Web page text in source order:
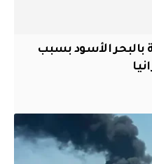
بالبحر الأسود بسبب